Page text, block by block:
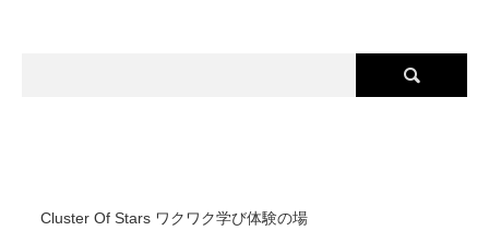
Cluster Of Stars ワクワク学び体験の場